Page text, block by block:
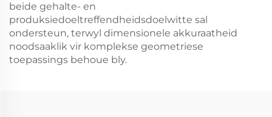
beide gehalte- en
produksiedoeltreffendheidsdoelwitte sal
ondersteun, terwyl dimensionele akkuraatheid
noodsaaklik vir komplekse geometriese
toepassings behoue bly.